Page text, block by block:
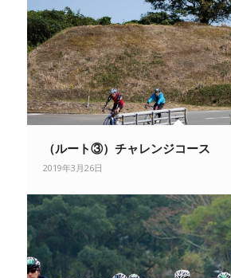
（ルート③）チャレンジコース
2019年3月26日